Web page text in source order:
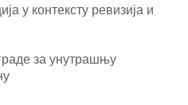
у контексту ревизија и
за унутрашњу